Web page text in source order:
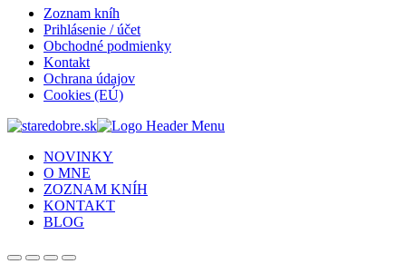
Zoznam kníh
Prihlásenie / účet
Obchodné podmienky
Kontakt
Ochrana údajov
Cookies (EÚ)
NOVINKY
O MNE
ZOZNAM KNÍH
KONTAKT
BLOG